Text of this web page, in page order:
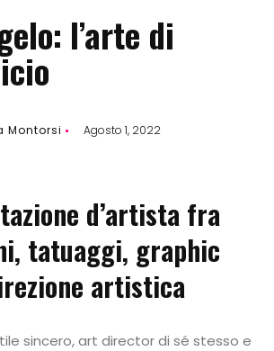
l’arte di
Montorsi Agosto 1, 2022
d’artista fra
tatuaggi, graphic
artistica
sincero, art director di sé stesso e